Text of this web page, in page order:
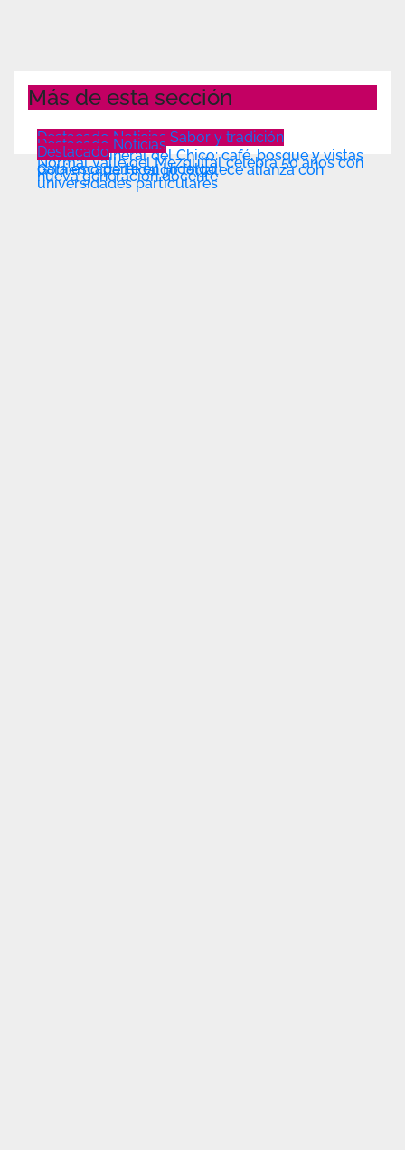
Más de esta sección
Destacado Noticias Sabor y tradición
Coba en Mineral del Chico: café, bosque y vistas
para escaparte en Hidalgo
Destacado Noticias
Normal Valle del Mezquital celebra 50 años con
nueva generación docente
Destacado
Gobierno de Hidalgo fortalece alianza con
universidades particulares